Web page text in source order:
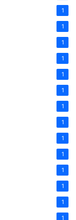
1
1
1
1
1
1
1
1
1
1
1
1
1
1